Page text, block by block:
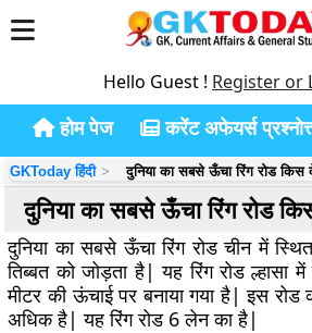
Hello Guest ! Register or
होम पेज करेंट अफेयर्स
GKToday हिंदी दुनिया का सबसे ऊँचा रिंग रोड
दुनिया का सबसे ऊँचा रिंग रोड
दुनिया का सबसे ऊँचा रिंग रोड चीन में
तिब्बत को जोड़ता है| यह रिंग रोड
मीटर की ऊंचाई पर बनाया गया है| इस रोड
अधिक है| यह रिंग रोड 6 लेन का है|